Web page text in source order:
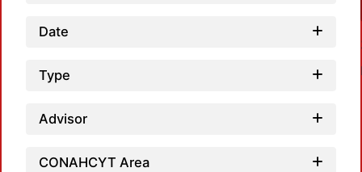
Date
Type
Advisor
CONAHCYT Area